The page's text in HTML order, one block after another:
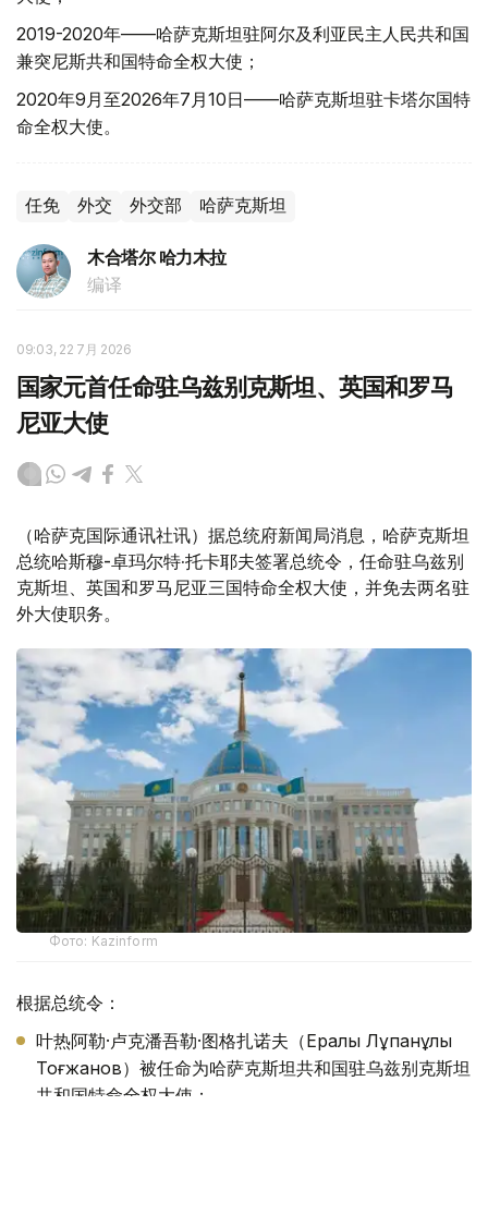
2019-2020年——哈萨克斯坦驻阿尔及利亚民主人民共和国
兼突尼斯共和国特命全权大使；
2020年9月至2026年7月10日——哈萨克斯坦驻卡塔尔国特
命全权大使。
任免 外交 外交部 哈萨克斯坦
木合塔尔 哈力木拉
编译
09:03, 22 7月 2026
国家元首任命驻乌兹别克斯坦、英国和罗马
尼亚大使
（哈萨克国际通讯社讯）据总统府新闻局消息，哈萨克斯坦
总统哈斯穆-卓玛尔特·托卡耶夫签署总统令，任命驻乌兹别
克斯坦、英国和罗马尼亚三国特命全权大使，并免去两名驻
外大使职务。
Фото: Kazinform
根据总统令：
叶热阿勒·卢克潘吾勒·图格扎诺夫（Ералы Лұқпанұлы
Тоғжанов）被任命为哈萨克斯坦共和国驻乌兹别克斯坦
共和国特命全权大使；